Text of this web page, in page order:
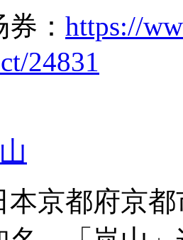
券 ： https://
24831
山
本京都府京